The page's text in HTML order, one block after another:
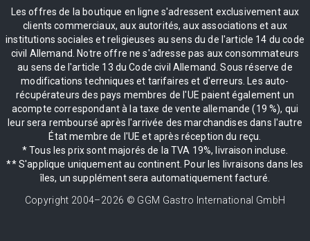
Les offres de la boutique en ligne s'adressent exclusivement aux
clients commerciaux, aux autorités, aux associations et aux
institutions sociales et religieuses au sens du de l'article 14 du code
civil Allemand. Notre offre ne s'adresse pas aux consommateurs
au sens de l'article 13 du Code civil Allemand. Sous réserve de
modifications techniques et tarifaires et d'erreurs. Les auto-
récupérateurs des pays membres de l'UE paient également un
acompte correspondant à la taxe de vente allemande (19 %), qui
leur sera remboursé après l'arrivée des marchandises dans l'autre
État membre de l'UE et après réception du reçu.
* Tous les prix sont majorés de la TVA 19%, livraison incluse.
** S'applique uniquement au continent. Pour les livraisons dans les
îles, un supplément sera automatiquement facturé.
Copyright 2004–2026 © GGM Gastro International GmbH